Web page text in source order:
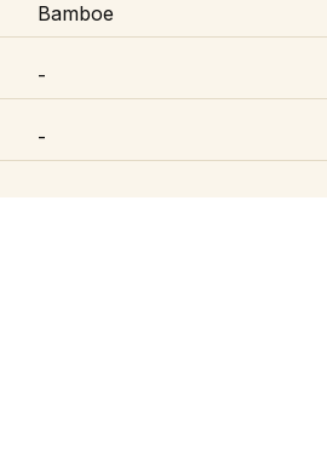
Bamboe
-
-